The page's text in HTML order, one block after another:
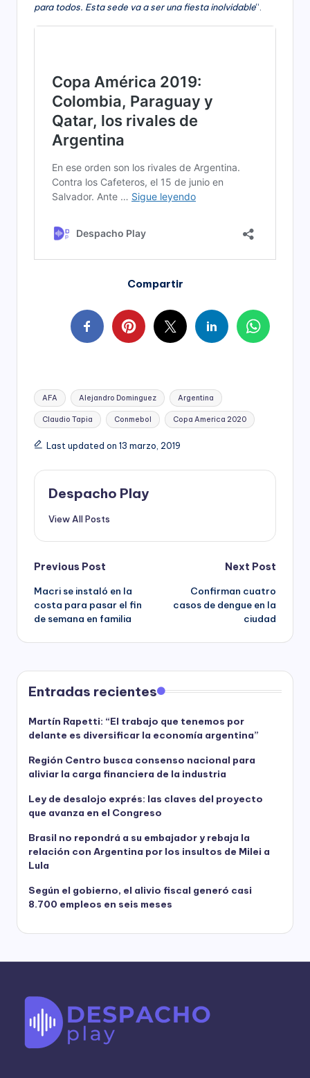
para todos. Esta sede va a ser una fiesta inolvidable“.
Compartir
Tags:
AFA Alejandro Dominguez Argentina
Claudio Tapia Conmebol Copa America 2020
Last updated on 13 marzo, 2019
Despacho Play
View All Posts
Post
navigation
Previous Post
Macri se instaló en la
costa para pasar el fin
de semana en familia
Next Post
Confirman cuatro
casos de dengue en la
ciudad
Entradas recientes
Martín Rapetti: “El trabajo que tenemos por
delante es diversificar la economía argentina”
Región Centro busca consenso nacional para
aliviar la carga financiera de la industria
Ley de desalojo exprés: las claves del proyecto
que avanza en el Congreso
Brasil no repondrá a su embajador y rebaja la
relación con Argentina por los insultos de Milei a
Lula
Según el gobierno, el alivio fiscal generó casi
8.700 empleos en seis meses